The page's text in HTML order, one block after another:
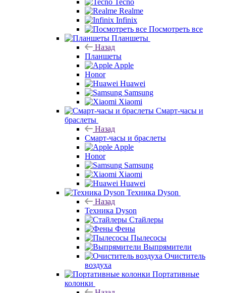
Tecno
Realme
Infinix
Посмотреть все
Планшеты
Назад
Планшеты
Apple
Honor
Huawei
Samsung
Xiaomi
Смарт-часы и
браслеты
Назад
Смарт-часы и браслеты
Apple
Honor
Samsung
Xiaomi
Huawei
Техника Dyson
Назад
Техника Dyson
Стайлеры
Фены
Пылесосы
Выпрямители
Очиститель
воздуха
Портативные
колонки